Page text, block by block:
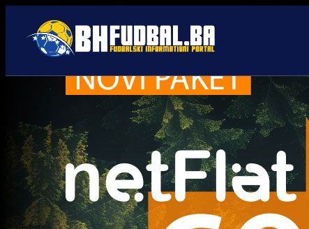
Edin Džeko
Trenutno nema novosti za navedeni tag.
Najčitanije Najnovije
A Selekcija